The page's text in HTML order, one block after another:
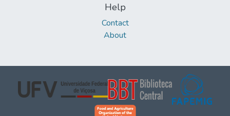
Help
Contact
About